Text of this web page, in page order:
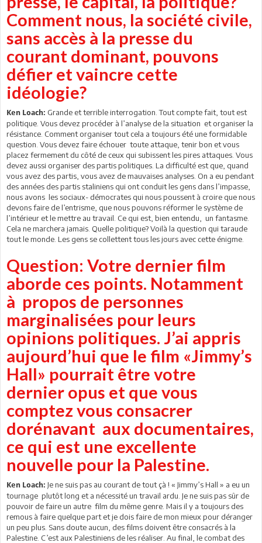
Comment nous, la société civile,
sans accès à la presse du
courant dominant, pouvons
défier et vaincre cette
idéologie?
Ken Loach: Grande et terrible interrogation. Tout compte fait, tout est
politique. Vous devez procéder à l’analyse de la situation et organiser la
résistance. Comment organiser tout cela a toujours été une formidable
question. Vous devez faire échouer toute attaque, tenir bon et vous
placez fermement du côté de ceux qui subissent les pires attaques. Vous
devez aussi organiser des partis politiques. La difficulté est que, quand
vous avez des partis, vous avez de mauvaises analyses. On a eu pendant
des années des partis staliniens qui ont conduit les gens dans l’impasse,
nous avons les sociaux- démocrates qui nous poussent à croire que nous
devons faire de l’entrisme, que nous pouvons réformer le système de
l’intérieur et le mettre au travail. Ce qui est, bien entendu, un fantasme.
Cela ne marchera jamais. Quelle politique? Voilà la question qui taraude
tout le monde. Les gens se collettent tous les jours avec cette énigme.
Question: Votre dernier film
aborde ces points. Notamment
à propos de personnes
marginalisées pour leurs
opinions politiques. J’ai appris
aujourd’hui que le film «Jimmy’s
Hall» pourrait être votre
dernier opus et que vous
comptez vous consacrer
dorénavant aux documentaires,
ce qui est une excellente
nouvelle pour la Palestine.
Ken Loach: Je ne suis pas au courant de tout çà ! « Jimmy’s Hall » a eu un
tournage plutôt long et a nécessité un travail ardu. Je ne suis pas sûr de
pouvoir de faire un autre film du même genre. Mais il y a toujours des
remous à faire quelque part et je dois faire de mon mieux pour déranger
un peu plus. Sans doute aucun, des films doivent être consacrés à la
Palestine. C’est aux Palestiniens de les réaliser. Au final, le combat des